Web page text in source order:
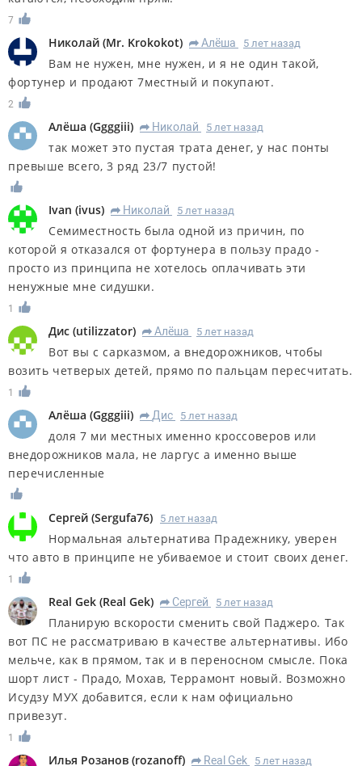
7
Николай (Mr. Krokokot) R Алёша 5 лет назад
Вам не нужен, мне нужен, и я не один такой,
фортунер и продают 7местный и покупают.
2
Алёша (Ggggiii) R Николай 5 лет назад
так может это пустая трата денег, у нас понты
превыше всего, 3 ряд 23/7 пустой!
Ivan (ivus) R Николай 5 лет назад
Семиместность была одной из причин, по
которой я отказался от фортунера в пользу прадо -
просто из принципа не хотелось оплачивать эти
ненужные мне сидушки.
1
Дис (utilizzator) R Алёша 5 лет назад
Вот вы с сарказмом, а внедорожников, чтобы
возить четверых детей, прямо по пальцам пересчитать.
1
Алёша (Ggggiii) R Дис 5 лет назад
доля 7 ми местных именно кроссоверов или
внедорожников мала, не ларгус а именно выше
перечисленные
Сергей (Sergufa76) 5 лет назад
Нормальная альтернатива Прадежнику, уверен
что авто в принципе не убиваемое и стоит своих денег.
1
Real Gek (Real Gek) R Сергей 5 лет назад
Планирую вскорости сменить свой Паджеро. Так
вот ПС не рассматриваю в качестве альтернативы. Ибо
мельче, как в прямом, так и в переносном смысле. Пока
шорт лист - Прадо, Мохав, Террамонт новый. Возможно
Исудзу МУХ добавится, если к нам официально
привезут.
1
Илья Розанов (rozanoff) R Real Gek 5 лет назад